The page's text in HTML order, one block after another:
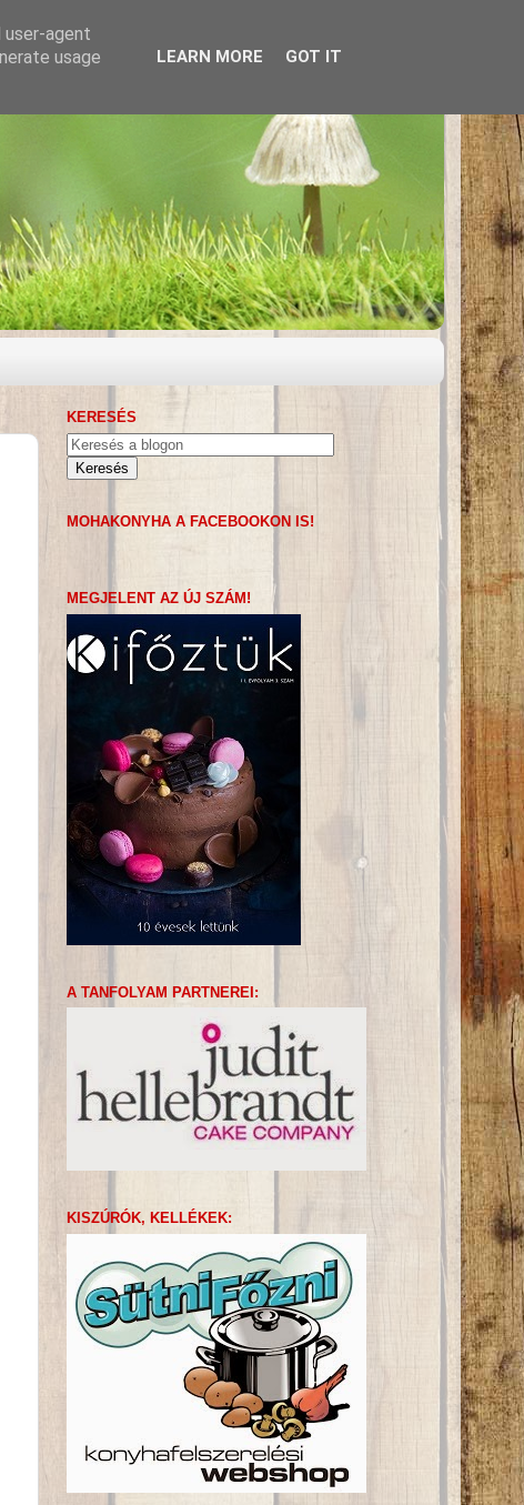
KERESÉS
MOHAKONYHA A FACEBOOKON IS!
MEGJELENT AZ ÚJ SZÁM!
A TANFOLYAM PARTNEREI:
KISZÚRÓK, KELLÉKEK:
user-agent
usage
LEARN MORE GOT IT